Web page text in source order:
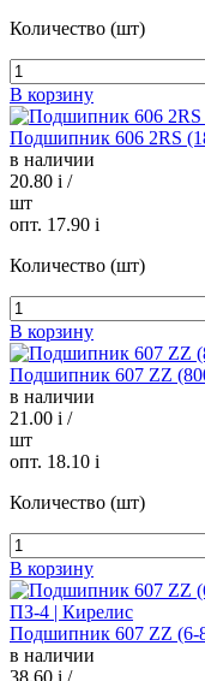
Количество (шт)
В корзину
Подшипник 606 2RS
в наличии
20.80 i /
шт
опт. 17.90 i
Количество (шт)
В корзину
Подшипник 607 ZZ
в наличии
21.00 i /
шт
опт. 18.10 i
Количество (шт)
В корзину
Подшипник 607 ZZ
в наличии